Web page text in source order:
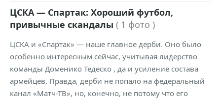
ЦСКА — Спартак: Хороший футбол,
привычные скандалы ( 1 фото )
ЦСКА и «Спартак» — наше главное дерби. Оно было
особенно интересным сейчас, учитывая лидерство
команды Доменико Тедеско , да и усиление состава
армейцев. Правда, дерби не попало на федеральный
канал «Матч-ТВ», но, конечно, не потому что его